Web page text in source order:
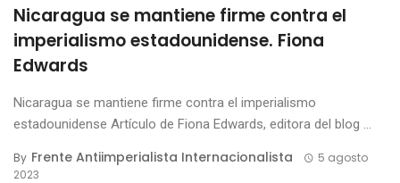
Nicaragua se mantiene firme contra el
imperialismo estadounidense. Fiona
Edwards
Nicaragua se mantiene firme contra el imperialismo
estadounidense Artículo de Fiona Edwards, editora del blog ...
By Frente Antiimperialista Internacionalista
5 agosto
2023